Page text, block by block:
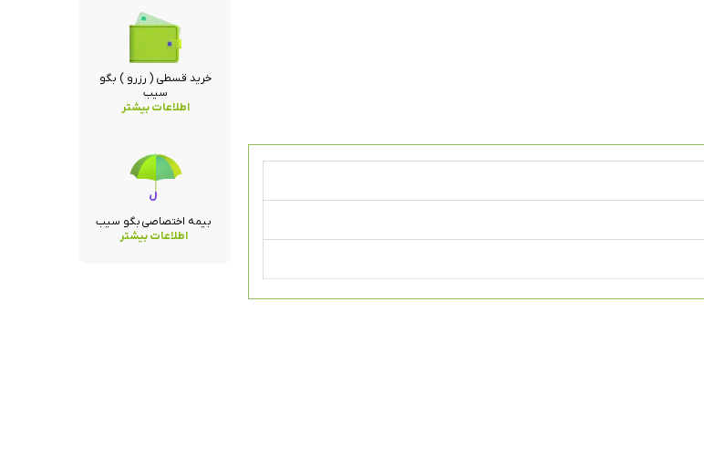
خرید قسطی ( رزرو ) بگو
سیب
اطلاعات بیشتر
بیمه اختصاصی بگو سیب
اطلاعات بیشتر